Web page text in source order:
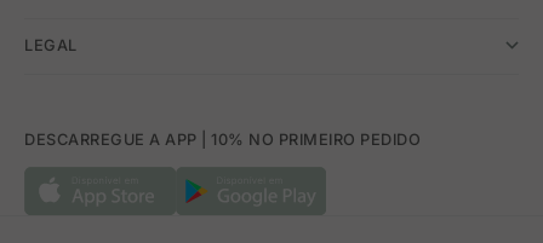
LEGAL
DESCARREGUE A APP | 10% NO PRIMEIRO PEDIDO